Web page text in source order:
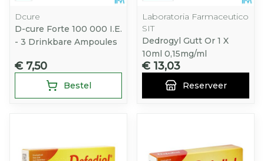
Dcure
D-cure Forte 100 000 I.E.
- 3 Drinkbare Ampoules
€ 7,50
Bestel
Laboratoria Farmaceutico
SIT
Dedrogyl Gutt Or 1 X
10ml 0,15mg/ml
€ 13,03
Reserveer